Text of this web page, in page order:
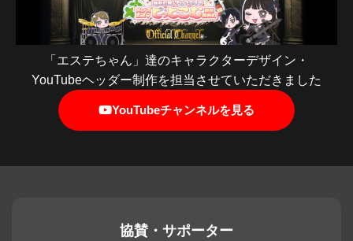
「エステちゃん」達のキャラクターデザイン・
YouTubeヘッダー制作を担当させていただきました
YouTubeチャンネルを見る
協賛・サポーター